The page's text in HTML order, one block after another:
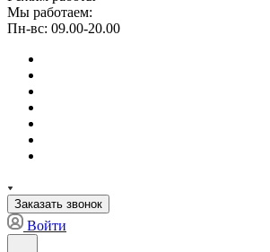
Мы работаем:
Пн-вс: 09.00-20.00
Заказать звонок
Войти